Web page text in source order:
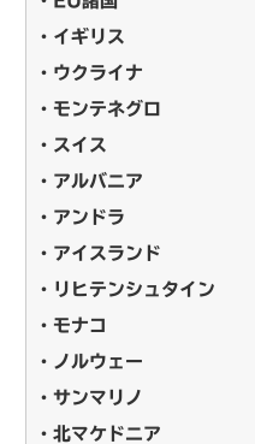
・イギリス
・ウクライナ
・モンテネグロ
・スイス
・アルバニア
・アンドラ
・アイスランド
・リヒテンシュタイン
・モナコ
・ノルウェー
・サンマリノ
・北マケドニア